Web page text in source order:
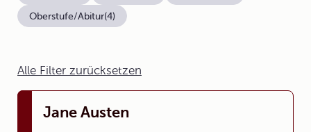
Alle Filter zurücksetzen
Jane Austen
Oberstufe/Abitur(4)